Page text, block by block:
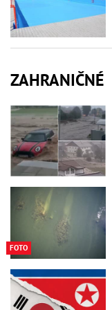
ZAHRANIČNÉ
FOTO